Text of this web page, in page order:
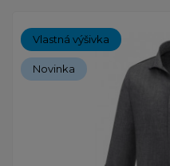
Vlastná výšivka
Novinka